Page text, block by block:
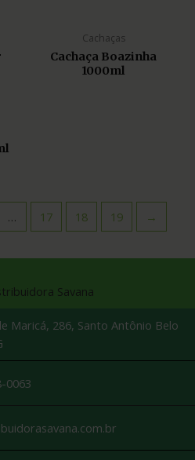
Cachaças
Cachaça Boazinha
1000ml
… 17 18 19 →
Maricá, 286, Santo Antônio Belo
0063